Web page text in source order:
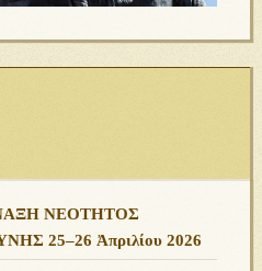
ΝΕΟΤΗΤΟΣ
25–26 Ἀπριλίου 2026